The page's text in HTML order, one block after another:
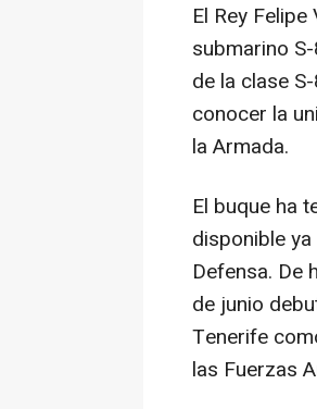
El Rey
submarino
de la clase
conocer la
la Armada.
El buque ha
disponible
Defensa. De
de junio
Tenerife
las Fuerzas